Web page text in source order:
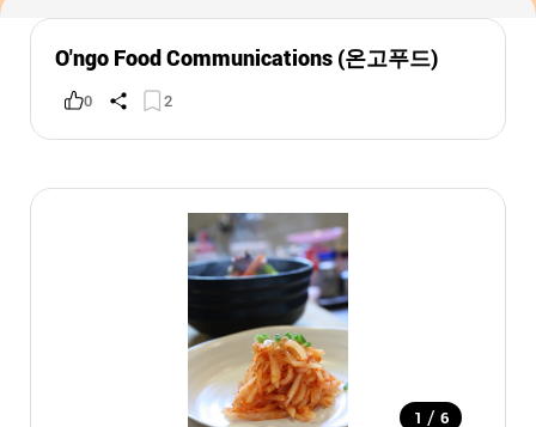
O'ngo Food Communications (온고푸드)
0 2
1 / 6